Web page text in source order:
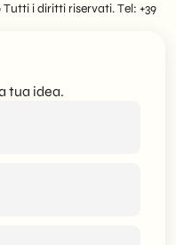
Tutti i diritti riservati. Tel: +39
tua idea.